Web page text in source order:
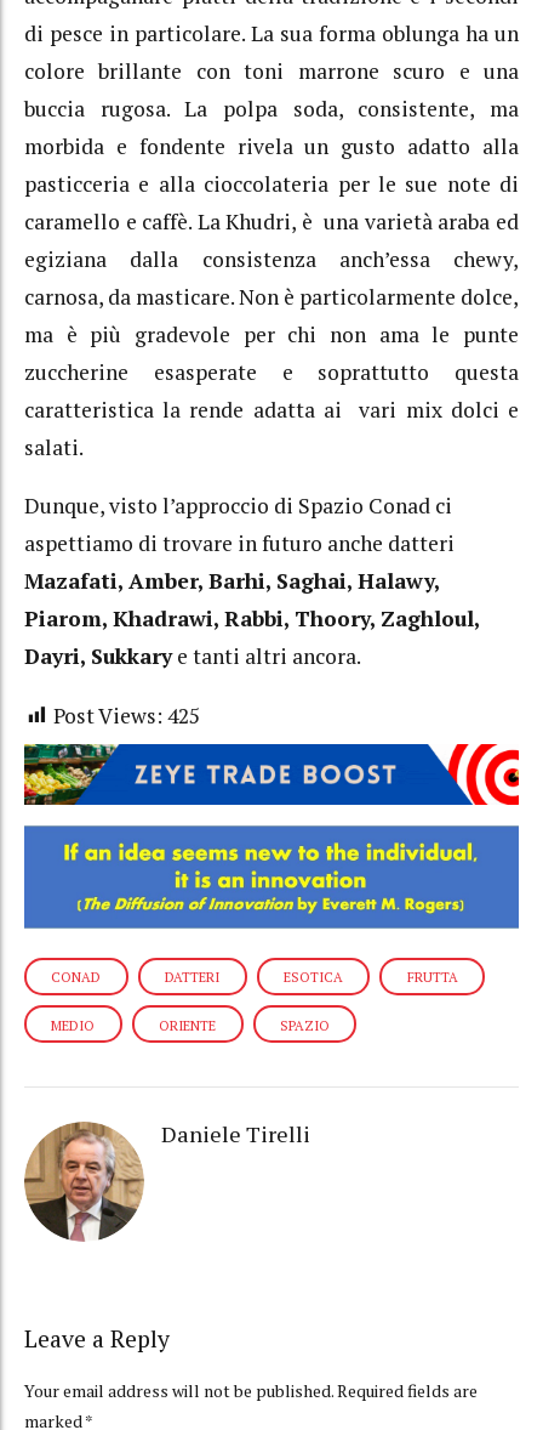
di pesce in particolare. La sua forma oblunga ha un
colore brillante con toni marrone scuro e una
buccia rugosa. La polpa soda, consistente, ma
morbida e fondente rivela un gusto adatto alla
pasticceria e alla cioccolateria per le sue note di
caramello e caffè. La Khudri, è una varietà araba ed
egiziana dalla consistenza anch’essa chewy,
carnosa, da masticare. Non è particolarmente dolce,
ma è più gradevole per chi non ama le punte
zuccherine esasperate e soprattutto questa
caratteristica la rende adatta ai vari mix dolci e
salati.
Dunque, visto l’approccio di Spazio Conad ci
aspettiamo di trovare in futuro anche datteri
Mazafati, Amber, Barhi, Saghai, Halawy,
Piarom, Khadrawi, Rabbi, Thoory, Zaghloul,
Dayri, Sukkarye tanti altri ancora.
Post Views: 425
CONAD DATTERI ESOTICA FRUTTA
MEDIO ORIENTE SPAZIO
Daniele Tirelli
Leave a Reply
Your email address will not be published. Required fields are
marked *